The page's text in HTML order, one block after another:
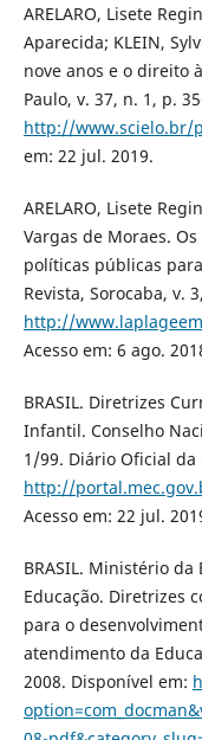
ARELARO, Lisete
Aparecida; KLEIN,
nove anos e o direito
Paulo, v. 37, n. 1, p.
http://www.scielo.br/
em: 22 jul. 2019.
ARELARO, Lisete
Vargas de Moraes.
políticas públicas
Revista, Sorocaba, v.
http://
Acesso em: 6 ago.
BRASIL. Diretrizes
Infantil. Conselho
1/99. Diário Oficial da
http://
Acesso em: 22 jul.
BRASIL. Ministério
Educação. Diretrizes
para o
atendimento da
2008. Disponível em: